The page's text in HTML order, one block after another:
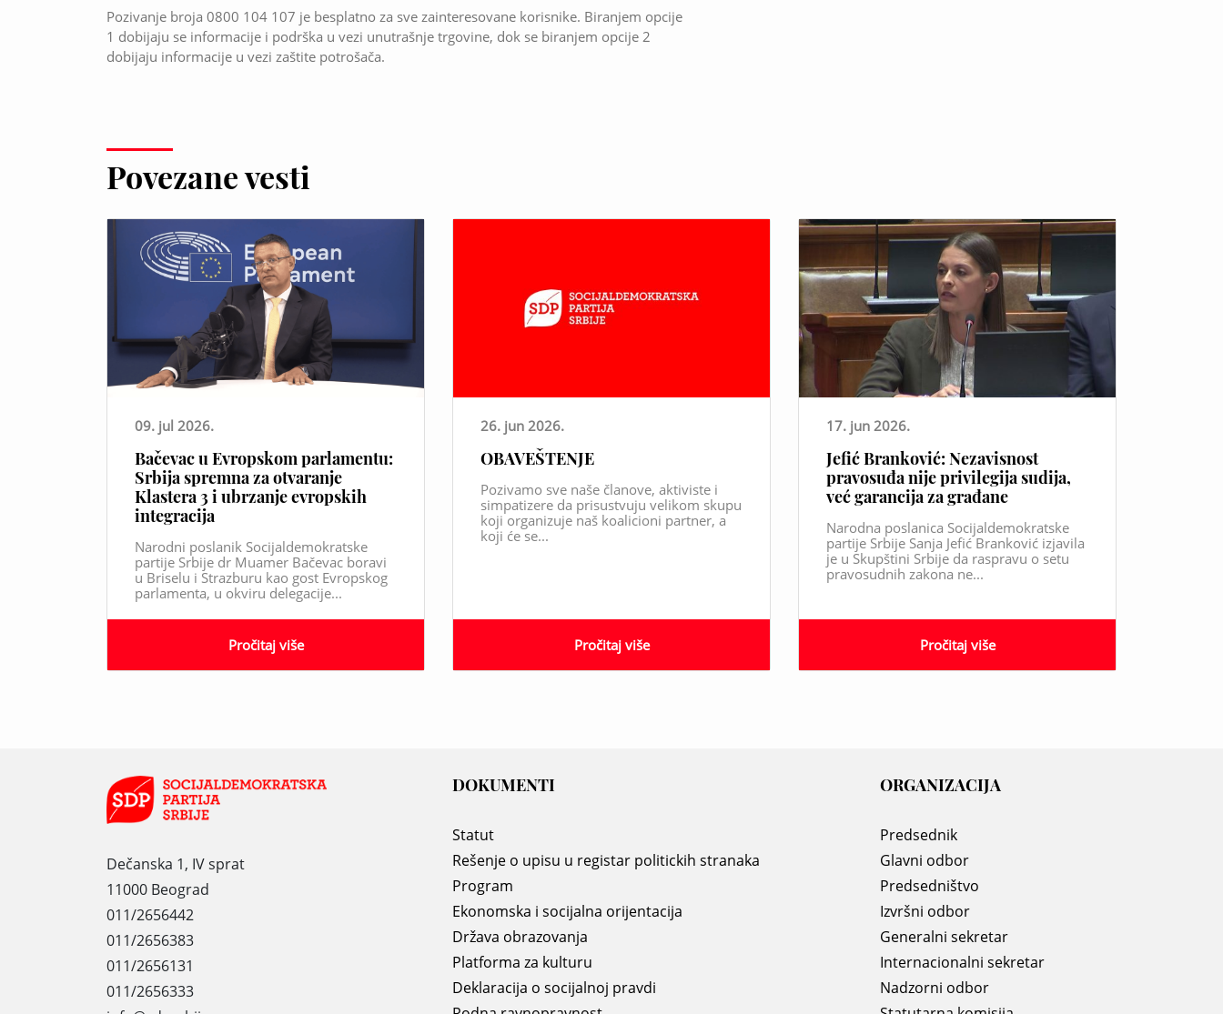
Pozivanje broja 0800 104 107 je besplatno za sve zainteresovane korisnike. Biranjem opcije
1 dobijaju se informacije i podrška u vezi unutrašnje trgovine, dok se biranjem opcije 2
dobijaju informacije u vezi zaštite potrošača.
Povezane vesti
09. jul 2026.
Bačevac u Evropskom parlamentu:
Srbija spremna za otvaranje
Klastera 3 i ubrzanje evropskih
integracija
Narodni poslanik Socijaldemokratske
partije Srbije dr Muamer Bačevac boravi
u Briselu i Strazburu kao gost Evropskog
parlamenta, u okviru delegacije...
Pročitaj više
26. jun 2026.
OBAVEŠTENJE
Pozivamo sve naše članove, aktiviste i
simpatizere da prisustvuju velikom skupu
koji organizuje naš koalicioni partner, a
koji će se...
Pročitaj više
17. jun 2026.
Jefić Branković: Nezavisnost
pravosuđa nije privilegija sudija,
već garancija za građane
Narodna poslanica Socijaldemokratske
partije Srbije Sanja Jefić Branković izjavila
je u Skupštini Srbije da raspravu o setu
pravosudnih zakona ne...
Pročitaj više
Dečanska 1, IV sprat
11000 Beograd
011/2656442
011/2656383
011/2656131
011/2656333
DOKUMENTI
Statut
Rešenje o upisu u registar politickih stranaka
Program
Ekonomska i socijalna orijentacija
Država obrazovanja
Platforma za kulturu
Deklaracija o socijalnoj pravdi
ORGANIZACIJA
Predsednik
Glavni odbor
Predsedništvo
Izvršni odbor
Generalni sekretar
Internacionalni sekretar
Nadzorni odbor